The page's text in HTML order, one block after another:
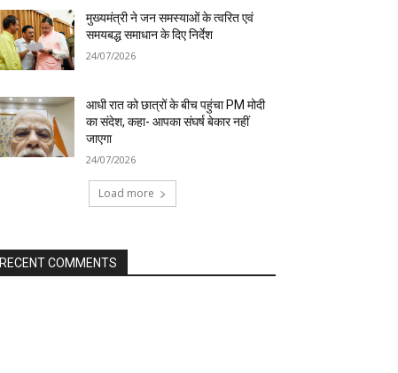
मुख्यमंत्री ने जन समस्याओं के त्वरित एवं
समयबद्ध समाधान के दिए निर्देश
24/07/2026
आधी रात को छात्रों के बीच पहुंचा PM मोदी
का संदेश, कहा- आपका संघर्ष बेकार नहीं
जाएगा
24/07/2026
Load more
RECENT COMMENTS